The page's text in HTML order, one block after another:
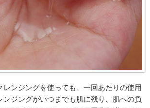
レンジングを使っても、一回あたりの使用
ンジングがいつまでも肌に残り、肌への負